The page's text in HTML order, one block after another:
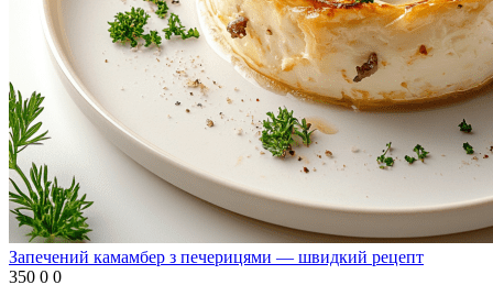
Запечений камамбер з печерицями — швидкий рецепт
350 0 0